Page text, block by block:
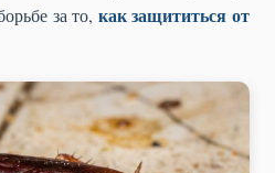
за то, как защититься от